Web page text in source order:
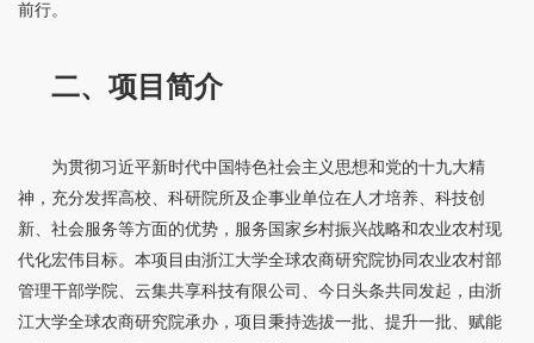
前行。
二、项目简介
为贯彻习近平新时代中国特色社会主义思想和党的十九大精
神，充分发挥高校、科研院所及企事业单位在人才培养、科技创
新、社会服务等方面的优势，服务国家乡村振兴战略和农业农村现
代化宏伟目标。本项目由浙江大学全球农商研究院协同农业农村部
管理干部学院、云集共享科技有限公司、今日头条共同发起，由浙
江大学全球农商研究院承办，项目秉持选拔一批、提升一批、赋能